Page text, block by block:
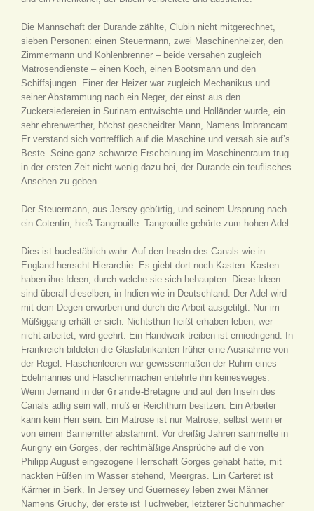
Die Mannschaft der Durande zählte, Clubin nicht mitgerechnet,
sieben Personen: einen Steuermann, zwei Maschinenheizer, den
Zimmermann und Kohlenbrenner – beide versahen zugleich
Matrosendienste – einen Koch, einen Bootsmann und den
Schiffsjungen. Einer der Heizer war zugleich Mechanikus und
seiner Abstammung nach ein Neger, der einst aus den
Zuckersiedereien in Surinam entwischte und Holländer wurde, ein
sehr ehrenwerther, höchst gescheidter Mann, Namens Imbrancam.
Er verstand sich vortrefflich auf die Maschine und versah sie auf’s
Beste. Seine ganz schwarze Erscheinung im Maschinenraum trug
in der ersten Zeit nicht wenig dazu bei, der Durande ein teuflisches
Ansehen zu geben.
Der Steuermann, aus Jersey gebürtig, und seinem Ursprung nach
ein Cotentin, hieß Tangrouille. Tangrouille gehörte zum hohen Adel.
Dies ist buchstäblich wahr. Auf den Inseln des Canals wie in
England herrscht Hierarchie. Es giebt dort noch Kasten. Kasten
haben ihre Ideen, durch welche sie sich behaupten. Diese Ideen
sind überall dieselben, in Indien wie in Deutschland. Der Adel wird
mit dem Degen erworben und durch die Arbeit ausgetilgt. Nur im
Müßiggang erhält er sich. Nichtsthun heißt erhaben leben; wer
nicht arbeitet, wird geehrt. Ein Handwerk treiben ist erniedrigend. In
Frankreich bildeten die Glasfabrikanten früher eine Ausnahme von
der Regel. Flaschenleeren war gewissermaßen der Ruhm eines
Edelmannes und Flaschenmachen entehrte ihn keinesweges.
Wenn Jemand in der Grande-Bretagne und auf den Inseln des
Canals adlig sein will, muß er Reichthum besitzen. Ein Arbeiter
kann kein Herr sein. Ein Matrose ist nur Matrose, selbst wenn er
von einem Bannerritter abstammt. Vor dreißig Jahren sammelte in
Aurigny ein Gorges, der rechtmäßige Ansprüche auf die von
Philipp August eingezogene Herrschaft Gorges gehabt hatte, mit
nackten Füßen im Wasser stehend, Meergras. Ein Carteret ist
Kärrner in Serk. In Jersey und Guernesey leben zwei Männer
Namens Gruchy, der erste ist Tuchweber, letzterer Schuhmacher